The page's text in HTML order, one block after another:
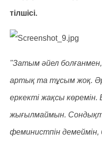
тілшісі.
"Затым әйел
артық та тұсым жоқ.
еркекті жақсы көремін.
жығылмаймын.
феминистпін демеймін,